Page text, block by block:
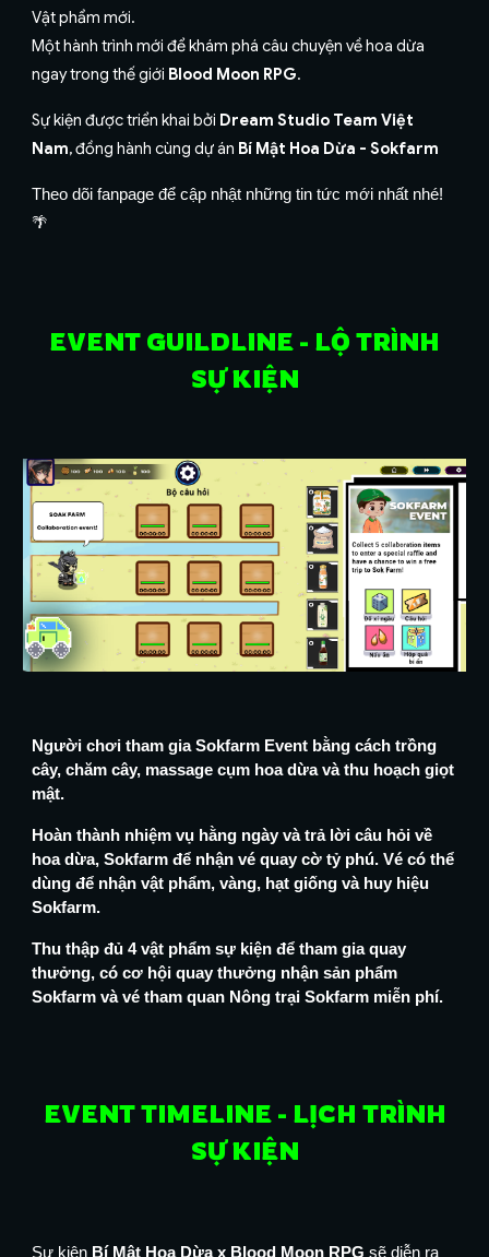
Vật phẩm mới.
Một hành trình mới để khám phá câu chuyện về hoa dừa
ngay trong thế giới Blood Moon RPG.
Sự kiện được triển khai bởi Dream Studio Team Việt
Nam, đồng hành cùng dự án Bí Mật Hoa Dừa - Sokfarm
Theo dõi fanpage để cập nhật những tin tức mới nhất nhé!
🌴
EVENT GUILDLINE - LỘ TRÌNH
SỰ KIỆN
Người chơi tham gia Sokfarm Event bằng cách trồng
cây, chăm cây, massage cụm hoa dừa và thu hoạch giọt
mật.
Hoàn thành nhiệm vụ hằng ngày và trả lời câu hỏi về
hoa dừa, Sokfarm để nhận vé quay cờ tỷ phú. Vé có thể
dùng để nhận vật phẩm, vàng, hạt giống và huy hiệu
Sokfarm.
Thu thập đủ 4 vật phẩm sự kiện để tham gia quay
thưởng, có cơ hội quay thưởng nhận sản phẩm
Sokfarm và vé tham quan Nông trại Sokfarm miễn phí.
EVENT TIMELINE - LỊCH TRÌNH
SỰ KIỆN
Sự kiện Bí Mật Hoa Dừa x Blood Moon RPG sẽ diễn ra